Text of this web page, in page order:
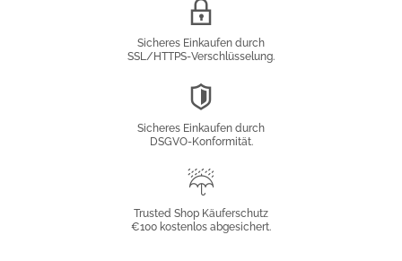
Sicheres Einkaufen durch
SSL/HTTPS-Verschlüsselung.
Sicheres Einkaufen durch
DSGVO-Konformität.
Käuferschutz
Trusted Shop Käuferschutz
€100 kostenlos abgesichert.